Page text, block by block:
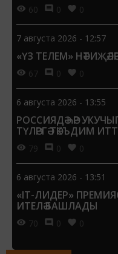
60 0 0
7 августа 2026 - 12:57
«ҮЗ ТЕЛЕМ»
67 0 0
6 августа 2026 - 13:55
РОССИЯДӘ ҺӘР
ТҮЛӘРГӘ ТӘКЪДИМ
79 0 0
6 августа 2026 - 13:51
«IT-ЛИДЕР»
ИТЕЛӘ БАШЛАДЫ
70 0 0